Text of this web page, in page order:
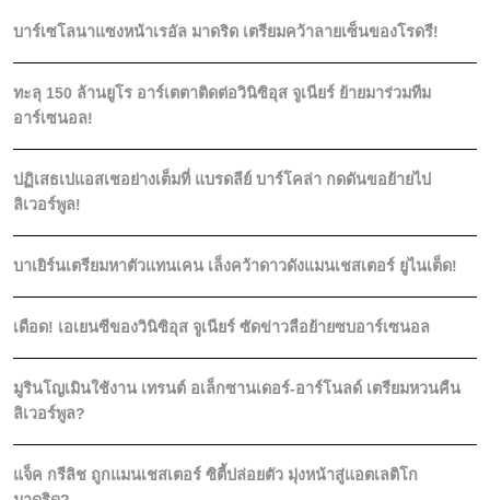
บาร์เซโลนาแซงหน้าเรอัล มาดริด เตรียมคว้าลายเซ็นของโรดรี!
ทะลุ 150 ล้านยูโร อาร์เตตาติดต่อวินิซิอุส จูเนียร์ ย้ายมาร่วมทีม
อาร์เซนอล!
ปฏิเสธเปแอสเชอย่างเต็มที่ แบรดลีย์ บาร์โคล่า กดดันขอย้ายไป
ลิเวอร์พูล!
บาเยิร์นเตรียมหาตัวแทนเคน เล็งคว้าดาวดังแมนเชสเตอร์ ยูไนเต็ด!
เดือด! เอเยนซีของวินิซิอุส จูเนียร์ ซัดข่าวลือย้ายซบอาร์เซนอล
มูรินโญเมินใช้งาน เทรนต์ อเล็กซานเดอร์-อาร์โนลด์ เตรียมหวนคืน
ลิเวอร์พูล?
แจ็ค กรีลิช ถูกแมนเชสเตอร์ ซิตี้ปล่อยตัว มุ่งหน้าสู่แอตเลติโก